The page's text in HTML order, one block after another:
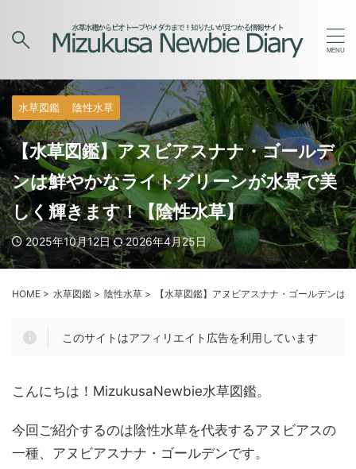
水草図鑑 陰性水草
【水草図鑑】アヌビアスナナ・ゴールデ
ンは鮮やかなライトグリーンが水景で美
しく輝きます！【陰性水草】
2025年10月12日 2026年4月25日
HOME > 水草図鑑 > 陰性水草 > 【水草図鑑】アヌビアスナナ・ゴールデンは
このサイトはアフィリエイト広告を利用しています
こんにちは！MizukusaNewbie水草図鑑。
今回ご紹介するのは陰性水草を代表するアヌビアスの
一種、アヌビアスナナ・ゴールデンです。